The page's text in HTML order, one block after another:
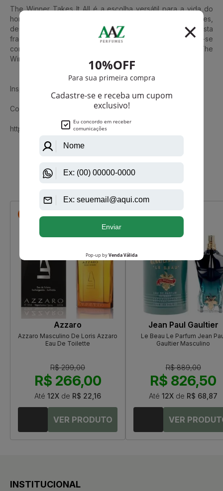
The Winner Takes It All é a escolha versátil para a vida do
homem moderno. Perfeito para uma série de ocasiões,
desde o ambiente de trabalho até a energia da balada, esta
fragrância se adapta ao seu estilo de vida dinâmico. Sinta-se
confiante, atraente e pronto para qualquer desafio com The
Winner Takes It All Eau de Toilette da Omerta.
Inspirado no Invitus Paco Rabenne.
Conheça também Accountable Style Edition Omerta
https://www.aazperfumes.com.br/omerta
Que viu, viu também
Azzaro
Azzaro Masculino De Loris Azzaro
Eau De Toilette
R$ 299,00
R$ 266,00
Até 12X de R$ 22,16
Jean Paul Gaultier
Le Beau Le Parfum Jean
Gaultier Masculino
R$ 889,00
R$ 826,50
Até 12X de R$ 68,87
INSTITUCIONAL